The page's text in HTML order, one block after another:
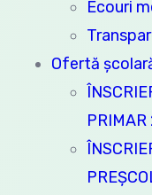
Ecouri
Ofertă